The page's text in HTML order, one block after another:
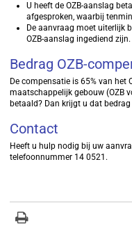
U heeft de OZB-aanslag
afgesproken, waarbij
De aanvraag moet uiterlijk
OZB-aanslag ingediend zijn.
Bedrag OZB-
De compensatie is 65% van het
maatschappelijk gebouw (OZB
betaald? Dan krijgt u dat bedrag
Contact
Heeft u hulp nodig bij uw
telefoonnummer 14 0521.